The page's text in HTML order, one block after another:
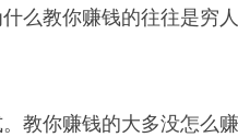
么教你赚钱的往往是穷
教你赚钱的大多没怎么